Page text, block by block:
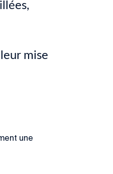
mise
une